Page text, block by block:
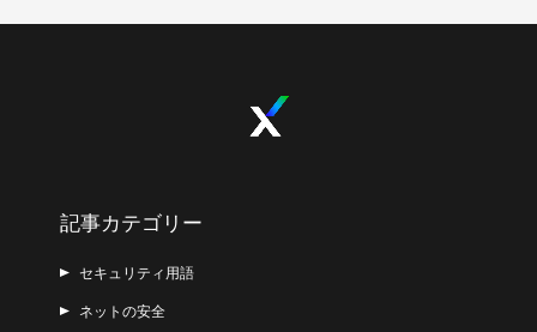
記事カテゴリー
セキュリティ用語
ネットの安全